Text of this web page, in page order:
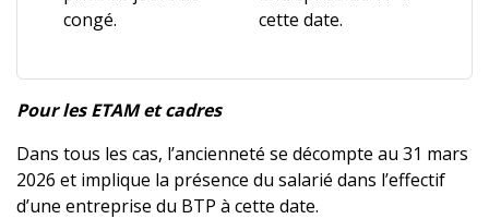
congé.
cette date.
Pour les ETAM et cadres
Dans tous les cas, l’ancienneté se décompte au 31 mars
2026 et implique la présence du salarié dans l’effectif
d’une entreprise du BTP à cette date.